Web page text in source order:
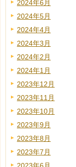
2024年6月
2024年5月
2024年4月
2024年3月
2024年2月
2024年1月
2023年12月
2023年11月
2023年10月
2023年9月
2023年8月
2023年7月